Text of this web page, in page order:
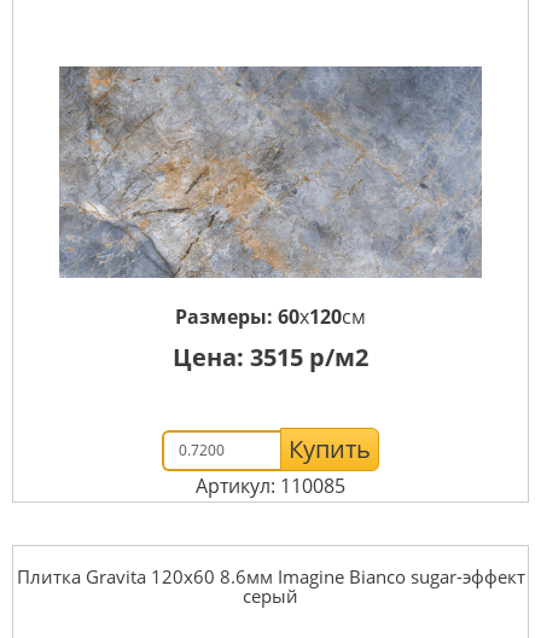
Размеры: 60x120см
Цена: 3515 р/м2
Купить
Артикул: 110085
Плитка Gravita 120x60 8.6мм Imagine Bianco sugar-эффект
серый